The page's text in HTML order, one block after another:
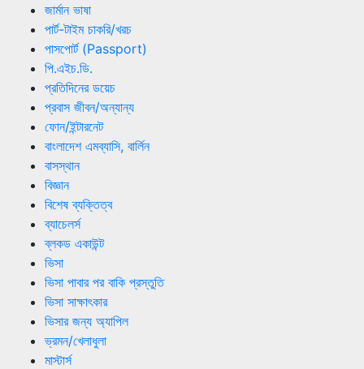
জার্মান ভাষা
পার্ট-টাইম চাকরি/খরচ
পাসপোর্ট (Passport)
পি.এইচ.ডি.
প্রতিদিনের ডয়েচ
প্রবাস জীবন/অন্যান্য
ফোন/ইন্টারনেট
বাংলাদেশ এমব্যাসি, বার্লিন
বাসস্থান
বিজ্ঞান
বিশেষ ব্যক্তিত্ব
ব্যাচেলর্স
ব্লকড একাউন্ট
ভিসা
ভিসা পাবার পর বাকি প্রস্তুতি
ভিসা সাক্ষাৎকার
ভিসার জন্য অ্যাপিল
ভ্রমন/খেলাধুলা
মাস্টার্স